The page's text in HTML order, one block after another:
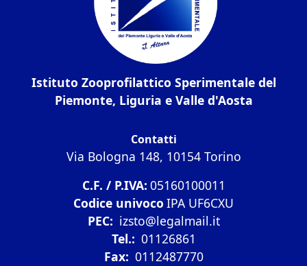
Istituto Zooprofilattico Sperimentale del
Piemonte, Liguria e Valle d'Aosta
Contatti
Via Bologna 148, 10154 Torino
C.F. / P.IVA: 05160100011
Codice univoco IPA UF6CXU
PEC: izsto@legalmail.it
Tel.: 01126861
Fax: 0112487770